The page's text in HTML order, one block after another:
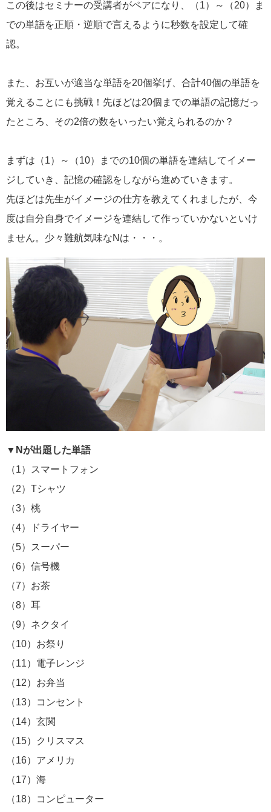
この後はセミナーの受講者がペアになり、（1）～（20）ま
での単語を正順・逆順で言えるように秒数を設定して確
認。
また、お互いが適当な単語を20個挙げ、合計40個の単語を
覚えることにも挑戦！先ほどは20個までの単語の記憶だっ
たところ、その2倍の数をいったい覚えられるのか？
まずは（1）～（10）までの10個の単語を連結してイメー
ジしていき、記憶の確認をしながら進めていきます。
先ほどは先生がイメージの仕方を教えてくれましたが、今
度は自分自身でイメージを連結して作っていかないといけ
ません。少々難航気味なNは・・・。
▼Nが出題した単語
（1）スマートフォン
（2）Tシャツ
（3）桃
（4）ドライヤー
（5）スーパー
（6）信号機
（7）お茶
（8）耳
（9）ネクタイ
（10）お祭り
（11）電子レンジ
（12）お弁当
（13）コンセント
（14）玄関
（15）クリスマス
（16）アメリカ
（17）海
（18）コンピューター